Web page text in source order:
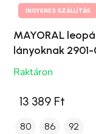
INGYENES SZÁLLÍTÁS
MAYORAL
lányoknak
Raktáron
13 389 Ft
80 86 92